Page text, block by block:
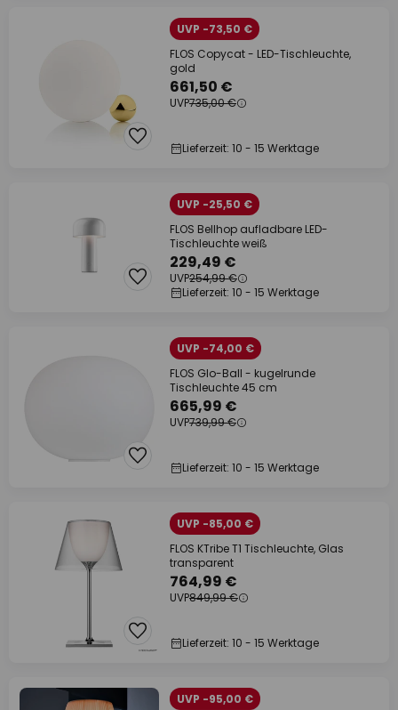
UVP -73,50 €
FLOS Copycat - LED-Tischleuchte,
gold
661,50 €
UVP735,00 €
Lieferzeit: 10 - 15 Werktage
UVP -25,50 €
FLOS Bellhop aufladbare LED-
Tischleuchte weiß
229,49 €
UVP254,99 €
Lieferzeit: 10 - 15 Werktage
UVP -74,00 €
FLOS Glo-Ball - kugelrunde
Tischleuchte 45 cm
665,99 €
UVP739,99 €
Lieferzeit: 10 - 15 Werktage
UVP -85,00 €
FLOS KTribe T1 Tischleuchte, Glas
transparent
764,99 €
UVP849,99 €
Lieferzeit: 10 - 15 Werktage
UVP -95,00 €